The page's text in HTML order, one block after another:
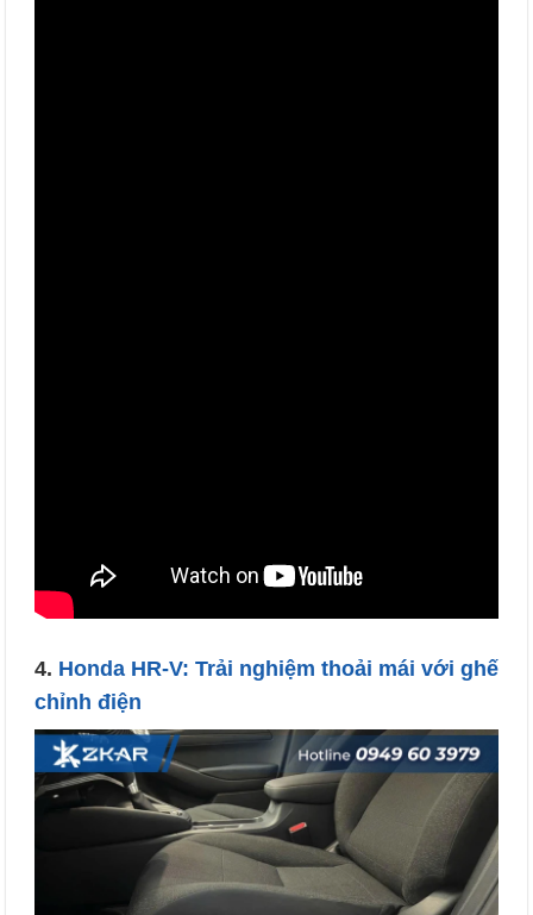
4. Honda HR-V: Trải nghiệm thoải mái với ghế
chỉnh điện